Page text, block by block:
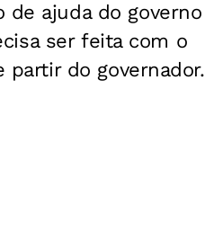
ajuda do governo
ser feita com o
partir do governador.